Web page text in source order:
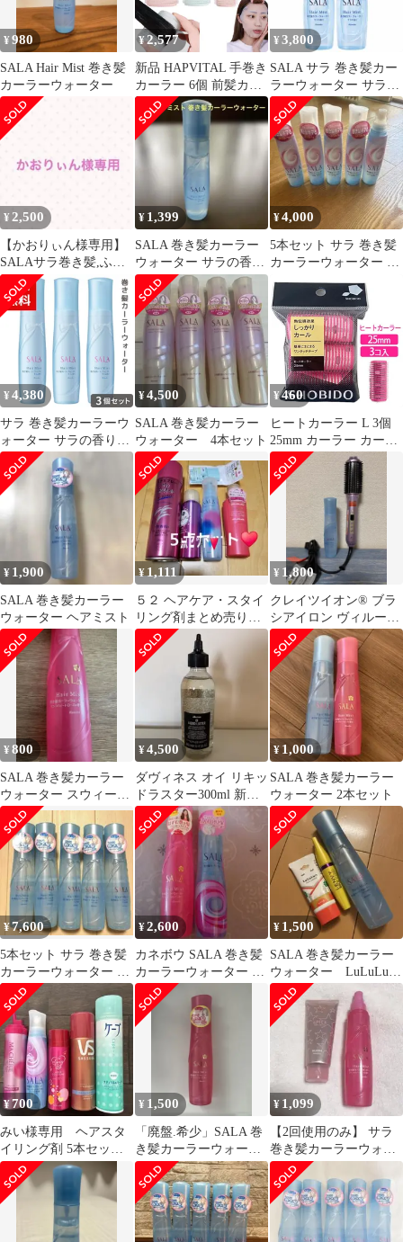
ボリュームアップ ヘア
ケア用品 【▲B】/ピチ
ットローラー
¥980
SALA Hair Mist 巻き髪
カーラーウォーター
¥2,577
新品 HAPVITAL 手巻き
カーラー 6個 前髪カー
ラー カーラー 前髪 マ
ジックカーラー セット
手巻きカーラー ヘアロ
ーラー 前髪 ヘアローラ
ーセット 使用簡単(25
mm、30 mm、40 mm各
2個) 理髪カーラー 前髪
巻き髪用 サロン用 ヘア
ローラ
¥ 3,800
SALA サラ 巻き髪カー
ラーウォーター サラの
香り
¥2,500
【かおりぃん様専用】
SALAサラ巻き髪,ふわ
巻き,Lieseアイロン下地
3点
¥ 1,399
SALA 巻き髪カーラー
ウォーター サラの香り
Kanebo カネボウ
¥4,000
5本セット サラ 巻き髪
カーラーウォーター サ
ラの香り 160ml SALA
¥ 4,380
サラ 巻き髪カーラーウ
ォーター サラの香り
×3個セット
4973167589021 #
¥4,500
SALA 巻き髪カーラー
ウォーター 4本セット
¥460
ヒートカーラー L 3個
25mm カーラー カール
巻く伝導効果 巻き髪 ホ
ットカーラー ヘアアレ
ンジ ヘアセット ヘア小
物 ヘア用品 素早く ヘ
アアレンジ SPV40019
【▲】/ヒートカーラー
L3P
¥ 1,900
SALA 巻き髪カーラー
ウォーター ヘアミスト
¥ 1,111
５２ ヘアケア・スタイ
リング剤まとめ売り
５点セット
¥ 1,800
クレイツイオン®︎ ブラ
シアイロン ヴィルーツ
& サラ ヘアミスト セ
ット売り
¥800
SALA 巻き髪カーラー
ウォーター スウィート
ローズ
¥4,500
ダヴィネス オイ リキッ
ドラスター300ml 新品
未使用品
¥ 1,000
SALA 巻き髪カーラー
ウォーター 2本セット
¥7,600
5本セット サラ 巻き髪
カーラーウォーター サ
ラの香り 160ml 製造終
了品
¥2,600
カネボウ SALA 巻き髪
カーラーウォーター 2
本セット
¥ 1,500
SALA 巻き髪カーラー
ウォーター LuLuLun
ハンドクリーム マス
カラ
¥700
みい様専用 ヘアスタ
イリング剤 5本セッ
ト まとめ売り
¥ 1,500
「廃盤.希少」SALA 巻
き髪カーラーウォータ
ー サラスウィートロー
ズの香り
¥ 1,099
【2回使用のみ】 サラ
巻き髪カーラーウォー
ター アリミノ スパイス
チューブ